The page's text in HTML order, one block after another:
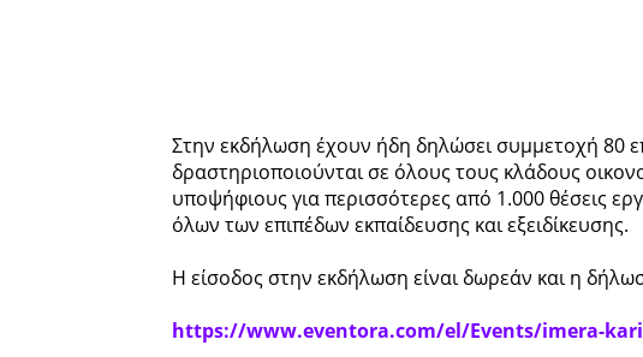
Στην εκδήλωση έχουν ήδη δηλώσει συμμετοχή 80
δραστηριοποιούνται σε όλους τους κλάδους
υποψήφιους για περισσότερες από 1.000 θέσεις
όλων των επιπέδων εκπαίδευσης και εξειδίκευσης.
Η είσοδος στην εκδήλωση είναι δωρεάν και η
https://www.eventora.com/el/Events/imera-